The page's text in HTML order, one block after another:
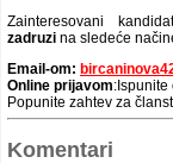
Zainteresovani
zadruzi na sledeće
Email-om:
Online prijavom:Ispunite
Popunite zahtev za
Komentari